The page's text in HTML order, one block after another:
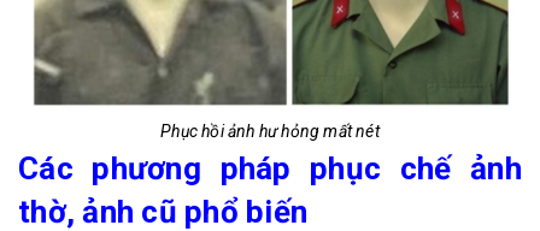
Phục hồi ảnh hư hỏng mất nét
Các phương pháp phục chế ảnh
thờ, ảnh cũ phổ biến